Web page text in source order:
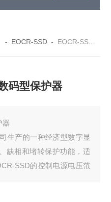
- EOCR-SSD - EOCR-SSDEOCRSSD-60S韩国施耐德数码型保护器
码型保护器
器
生产的一种经济型数字显
缺相和堵转保护功能，适
SSD的控制电源电压范